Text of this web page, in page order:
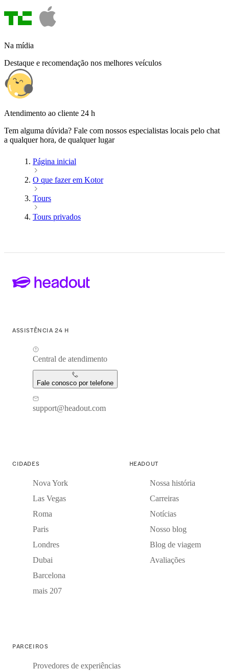
Na mídia
Destaque e recomendação nos melhores veículos
Atendimento ao cliente 24 h
Tem alguma dúvida? Fale com nossos especialistas locais pelo chat
a qualquer hora, de qualquer lugar
Página inicial
O que fazer em Kotor
Tours
Tours privados
ASSISTÊNCIA 24 H
Central de atendimento
Fale conosco por telefone
support@headout.com
CIDADES
Nova York
Las Vegas
Roma
Paris
Londres
Dubai
Barcelona
mais 207
HEADOUT
Nossa história
Carreiras
Notícias
Nosso blog
Blog de viagem
Avaliações
PARCEIROS
Provedores de experiências